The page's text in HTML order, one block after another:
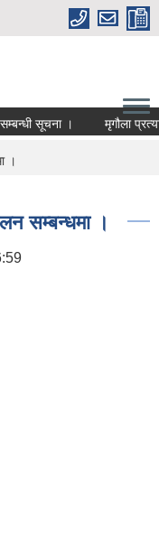
सूचना । मृगौला
।
सम्बन्धमा ।